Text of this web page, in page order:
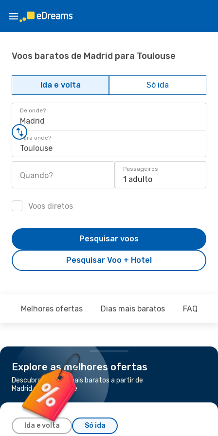
Voos baratos de Madrid para Toulouse
Ida e volta Só ida
De onde?
Madrid
Para onde?
Toulouse
Quando?
Passageiros
1 adulto
Voos diretos
Pesquisar Voo + Hotel
Pesquisar voos
Melhores ofertas Dias mais baratos FAQ
Explore as melhores ofertas
Descubra os voos mais baratos a partir de
Madrid para Toulouse
Ida e volta Só ida